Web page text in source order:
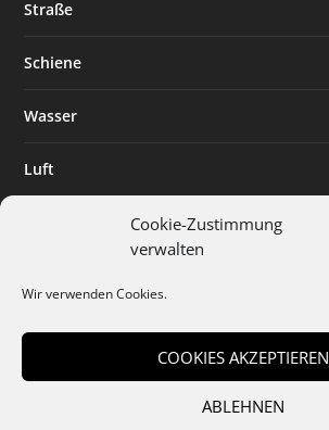
Cookie-Zustimmung
verwalten
Wir verwenden Cookies.
COOKIES AKZEPTIEREN
ABLEHNEN
Straße
Schiene
Wasser
Luft
Digitalisierung